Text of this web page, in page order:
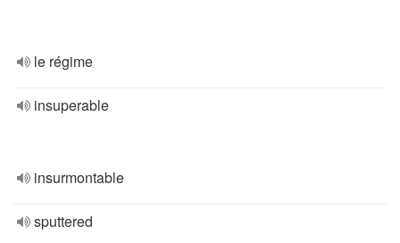
le régime
insuperable
insurmontable
sputtered